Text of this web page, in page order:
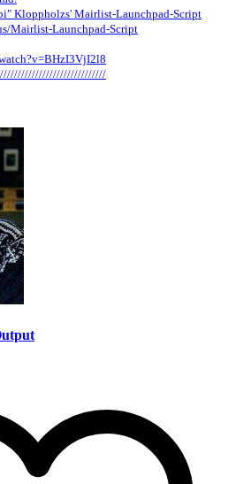
Kloppholzs' Mairlist-Launchpad-Script
Mairlist-Launchpad-Script